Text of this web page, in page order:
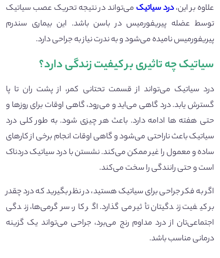
علاوه بر این،درد سیاتیک می‌تواند در نتیجه تحریک عصب سیاتیک
توسط عضله پیریفورمیس در باسن باشد. این بیماری سندرم
پیریفورمیس نامیده می‌شود و به ندرت نیاز به جراحی دارد.
سیاتیک چه تاثیری بر کیفیت زندگی دارد؟
درد سیاتیک می‌تواند از قسمت تحتانی کمر، از پشت ران تا پا
گسترش یابد. درد گاهی می‌اید و می‌رود، گاهی اوقات برای روزها و
حتی هفته ها ادامه دارد. باعث هر چیزی شود. به طور کلی درد
سیاتیک باعث ناراحتی می‌شود و گاهی اوقات انجام برخی از کارهای
ساده و معمول را غیر ممکن می‌کند. نشستن با درد سیاتیک دردناک
است و حتی رانندگی را سخت می‌کند.
اگر به فکر جراحی برای سیاتیک هستید، در نظر بگیرید که درد چقدر
بر کیفیت زندگیتان تأثیر می‌گذارد. اگر کار، سرگرمی‌ها، زندگی
اجتماعی‌تان از درد مداوم رنج می‌برد، جراحی می‌تواند یک گزینه
درمانی مناسب باشد.